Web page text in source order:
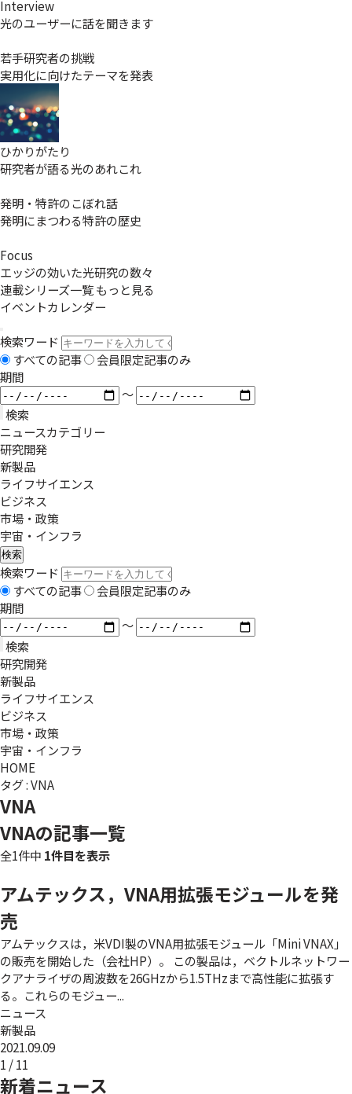
Interview
光のユーザーに話を聞きます
若手研究者の挑戦
実用化に向けたテーマを発表
ひかりがたり
研究者が語る光のあれこれ
発明・特許のこぼれ話
発明にまつわる特許の歴史
Focus
エッジの効いた光研究の数々
連載シリーズ一覧もっと見る
イベントカレンダー
検索ワード
すべての記事
会員限定記事のみ
期間
〜
検索
ニュースカテゴリー
研究開発
新製品
ライフサイエンス
ビジネス
市場・政策
宇宙・インフラ
検索
検索ワード
すべての記事
会員限定記事のみ
期間
〜
検索
研究開発
新製品
ライフサイエンス
ビジネス
市場・政策
宇宙・インフラ
HOME
タグ : VNA
VNA
VNAの記事一覧
全1件中 1件目を表示
アムテックス，VNA用拡張モジュールを発
売
アムテックスは，米VDI製のVNA用拡張モジュール「Mini VNAX」
の販売を開始した（会社HP）。 この製品は，ベクトルネットワー
クアナライザの周波数を26GHzから1.5THzまで高性能に拡張す
る。これらのモジュー...
ニュース
新製品
2021.09.09
1 / 11
新着ニュース